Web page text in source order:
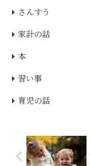
さんすう
家計の話
本
習い事
育児の話